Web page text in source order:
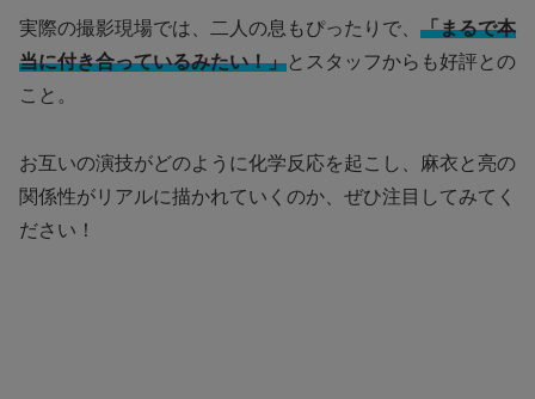
実際の撮影現場では、二人の息もぴったりで、 「まるで本
当に付き合っているみたい！」とスタッフからも好評との
こと。
お互いの演技がどのように化学反応を起こし、麻衣と亮の
関係性がリアルに描かれていくのか、ぜひ注目してみてく
ださい！